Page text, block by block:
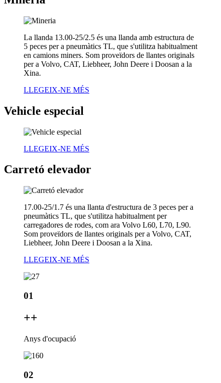
La llanda 13.00-25/2.5 és una llanda amb estructura de
5 peces per a pneumàtics TL, que s'utilitza habitualment
en camions miners. Som proveïdors de llantes originals
per a Volvo, CAT, Liebheer, John Deere i Doosan a la
Xina.
LLEGEIX-NE MÉS
Vehicle especial
LLEGEIX-NE MÉS
Carretó elevador
17.00-25/1.7 és una llanta d'estructura de 3 peces per a
pneumàtics TL, que s'utilitza habitualment per
carregadores de rodes, com ara Volvo L60, L70, L90.
Som proveïdors de llantes originals per a Volvo, CAT,
Liebheer, John Deere i Doosan a la Xina.
LLEGEIX-NE MÉS
01
++
Anys d'ocupació
02